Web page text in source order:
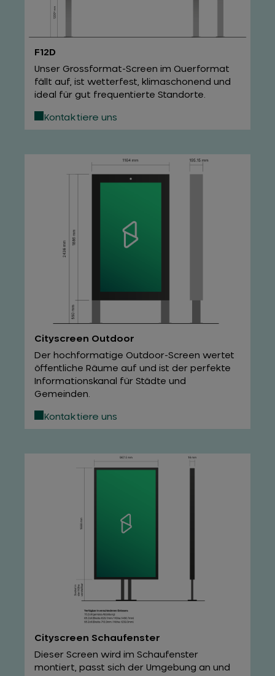
F12D
Unser Grossformat-Screen im Querformat
fällt auf, ist wetterfest, klimaschonend und
ideal für gut frequentierte Standorte.
Kontaktiere uns
Cityscreen Outdoor
Der hochformatige Outdoor-Screen wertet
öffentliche Räume auf und ist der perfekte
Informationskanal für Städte und
Gemeinden.
Kontaktiere uns
Cityscreen Schaufenster
Dieser Screen wird im Schaufenster
montiert, passt sich der Umgebung an und